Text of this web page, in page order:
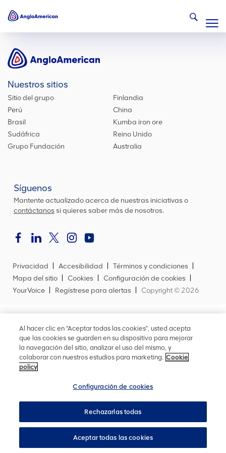
Nuestros sitios
Sitio del grupo
Finlandia
Perú
China
Brasil
Kumba iron ore
Sudáfrica
Reino Unido
Grupo Fundación
Australia
Síguenos
Mantente actualizado acerca de nuestras iniciativas o
contáctanos si quieres saber más de nosotros.
Privacidad Accesibilidad
Términos y condiciones
Mapa del sitio
Cookies
Configuración de cookies
YourVoice
Regístrese para alertas Copyright © 2026
Al hacer clic en “Aceptar todas las cookies”, usted acepta
que las cookies se guarden en su dispositivo para mejorar
la navegación del sitio, analizar el uso del mismo, y
colaborar con nuestros estudios para marketing. Cookie
policy
Configuración de cookies
Rechazarlas todas
Aceptar todas las cookies